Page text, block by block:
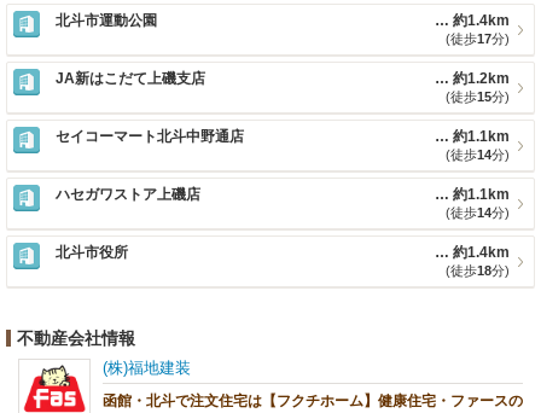
北斗市運動公園 約1.4km
(徒歩17分)
JA新はこだて上磯支店 約1.2km
(徒歩15分)
セイコーマート北斗中野通店 約1.1km
(徒歩14分)
ハセガワストア上磯店 約1.1km
(徒歩14分)
北斗市役所 約1.4km
(徒歩18分)
不動産会社情報
(株)福地建装
函館・北斗で注文住宅は【フクチホーム】健康住宅・ファースの